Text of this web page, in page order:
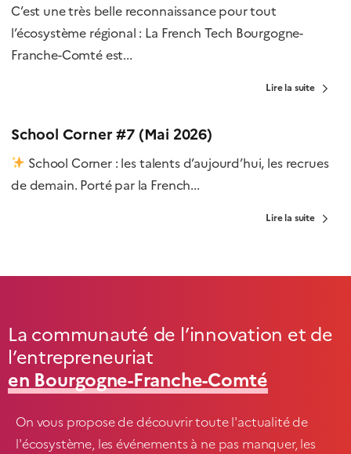
C’est une très belle reconnaissance pour tout
l’écosystème régional : La French Tech Bourgogne-
Franche-Comté est...
Lire la suite
School Corner #7 (Mai 2026)
School Corner : les talents d’aujourd’hui, les recrues
de demain. Porté par la French...
Lire la suite
La communauté de l’innovation et de
l’entrepreneuriat
en Bourgogne-Franche-Comté
On vous propose de découvrir toute l'actualité de
l'écosystème, les événements à ne pas manquer, les